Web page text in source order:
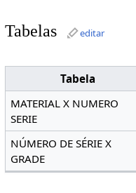
Tabelas editar
Tabela
MATERIAL X NUMERO
SERIE
NÚMERO DE SÉRIE X
GRADE